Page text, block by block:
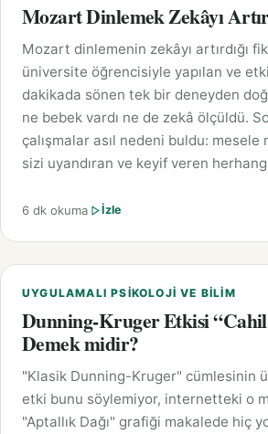
Mozart Dinlemek Zekâyı
Mozart dinlemenin zekâyı artırdığı
üniversite öğrencisiyle yapılan ve
dakikada sönen tek bir deneyden
ne bebek vardı ne de zekâ ölçüldü.
çalışmalar asıl nedeni buldu: mesele
sizi uyandıran ve keyif veren
6 dk okuma İzle
UYGULAMALI PSIKOLOJI VE BILIM
Dunning-Kruger Etkisi
Demek midir?
"Klasik Dunning-Kruger" cümlesinin
etki bunu söylemiyor, internetteki o
"Aptallık Dağı" grafiği makalede hiç